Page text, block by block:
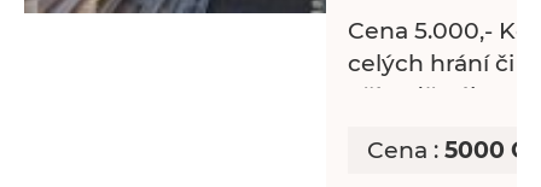
Cena 5.000,-
celých hrání či
případě zájmu
dohoda.
Cena : 5000